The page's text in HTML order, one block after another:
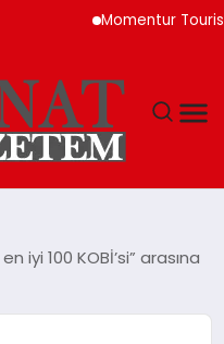
Momentur Tourism &
iyi 100 KOBİ’si” arasına